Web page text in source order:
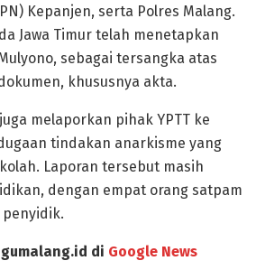
Kepanjen, serta Polres Malang.
Jawa Timur telah menetapkan
sebagai tersangka atas
khususnya akta.
melaporkan pihak YPTT ke
tindakan anarkisme yang
Laporan tersebut masih
dengan empat orang satpam
di Google News